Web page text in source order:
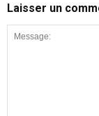
Laisser un